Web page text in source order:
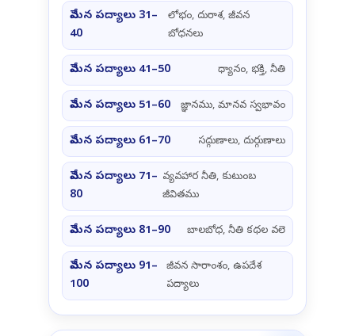
వేమన పద్యాలు 31–
40
లోభం, దురాశ, జీవన
బోధనలు
వేమన పద్యాలు 41–50 ధ్యానం, భక్తి, నీతి
వేమన పద్యాలు 51–60 జ్ఞానము, మానవ స్వభావం
వేమన పద్యాలు 61–70 సద్గుణాలు, దుర్గుణాలు
వేమన పద్యాలు 71–
80
వ్యవహార నీతి, కుటుంబ
జీవితము
వేమన పద్యాలు 81–90 బాలబోధ, నీతి కథల వలె
వేమన పద్యాలు 91–
100
జీవన సారాంశం, ఉపదేశ
పద్యాలు